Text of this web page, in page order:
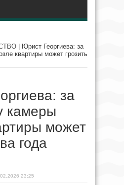
Юрист Георгиева: за
квартиры может грозить
за
камеры
может
года
23:25